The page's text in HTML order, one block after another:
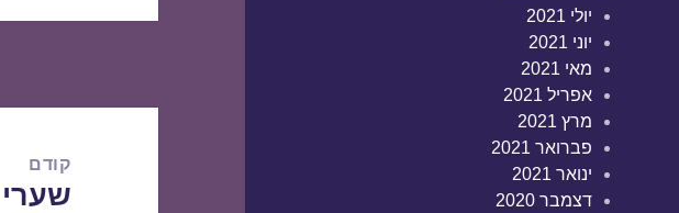
יולי 2021
יוני 2021
מאי 2021
אפריל 2021
מרץ 2021
פברואר 2021
ינואר 2021
דצמבר 2020
קודם
הפוסט
שערי